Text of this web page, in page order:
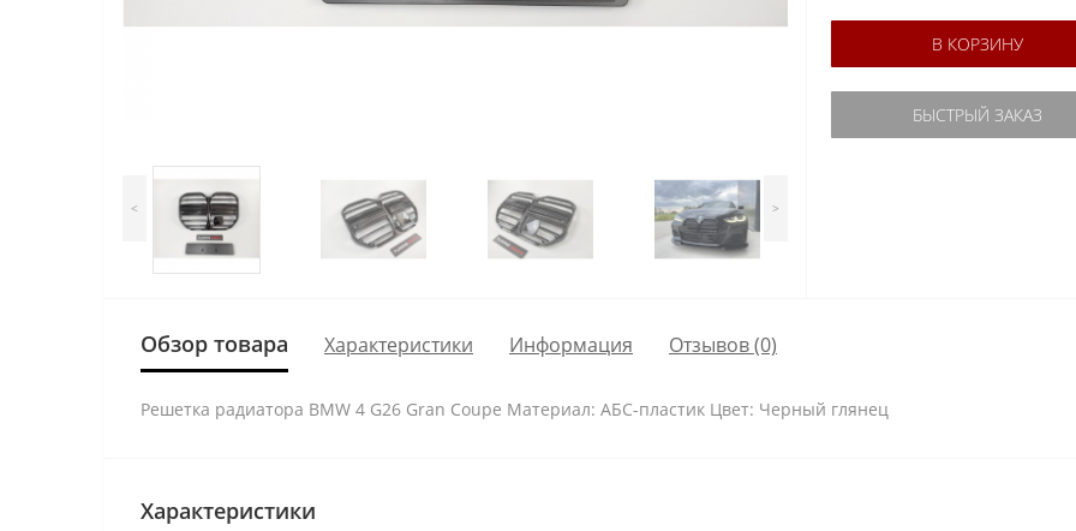
< >
В КОРЗИНУ
БЫСТРЫЙ ЗАКАЗ
Обзор товара Характеристики Информация Отзывов (0)
Решетка радиатора BMW 4 G26 Gran Coupe Материал: АБС-пластик Цвет: Черный глянец
Характеристики